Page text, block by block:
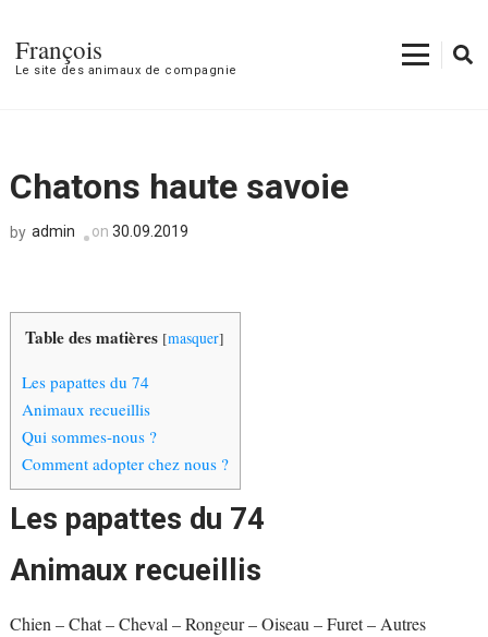
François
Le site des animaux de compagnie
Chatons haute savoie
by admin on 30.09.2019
Table des matières [masquer]
Les papattes du 74
Animaux recueillis
Qui sommes-nous ?
Comment adopter chez nous ?
Les papattes du 74
Animaux recueillis
Chien – Chat – Cheval – Rongeur – Oiseau – Furet – Autres